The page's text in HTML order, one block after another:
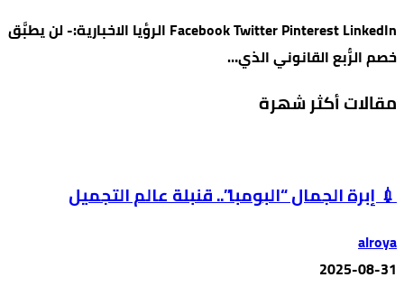
Facebook Twitter Pinterest LinkedIn الرؤيا الاخبارية:- لن يطبَّق
خصم الرُّبع القانوني الذي…
مقالات أكثر شهرة
💉 إبرة الجمال “البومبا”.. قنبلة عالم التجميل
alroya
2025-08-31